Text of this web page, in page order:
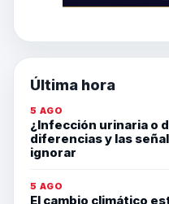
Última hora
5 AGO
¿Infección urinaria o
diferencias y las
ignorar
5 AGO
El cambio climático